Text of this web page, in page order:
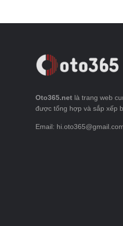
Oto365.net là trang web
được tổng hợp và sắp xếp
Email: